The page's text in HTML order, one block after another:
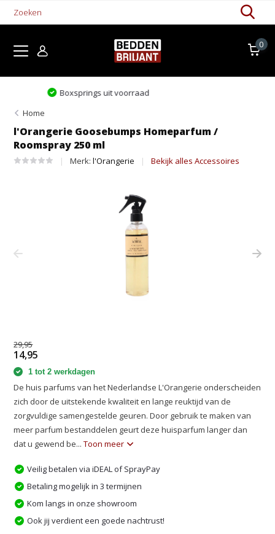
0
Levertijd 1-5 werkdagen
Home
l'Orangerie Goosebumps Homeparfum /
Roomspray 250 ml
Merk:l'Orangerie Bekijk alles Accessoires
29,95
14,95
1 tot 2 werkdagen
De huis parfums van het Nederlandse L'Orangerie onderscheiden
zich door de uitstekende kwaliteit en lange reuktijd van de
zorgvuldige samengestelde geuren. Door gebruik te maken van
meer parfum bestanddelen geurt deze huisparfum langer dan
dat u gewend be...Toon meer
Veilig betalen via iDEAL of SprayPay
Betaling mogelijk in 3 termijnen
Kom langs in onze showroom
Ook jij verdient een goede nachtrust!